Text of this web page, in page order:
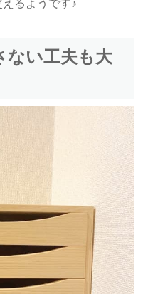
るようです♪
ない工夫も大